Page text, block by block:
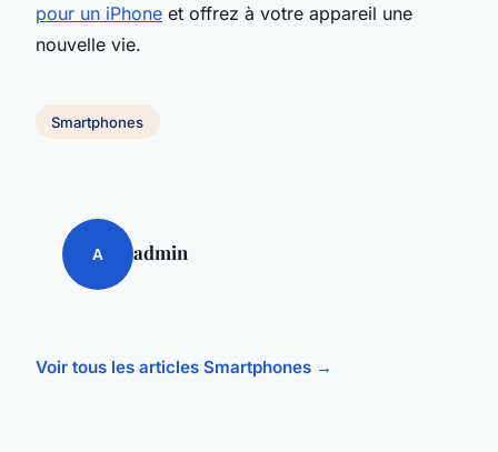
pour un iPhone et offrez à votre appareil une
nouvelle vie.
Smartphones
A admin
Voir tous les articles Smartphones →